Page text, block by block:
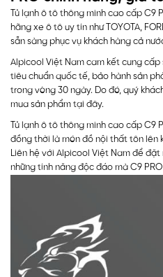
Tủ lạnh ô tô thông minh cao cấp
hãng xe ô tô uy tín như TOYOTA,
sẵn sàng phục vụ khách hàng cả
Alpicool Việt Nam cam kết cung
tiêu chuẩn quốc tế, bảo hành sản
trong vòng 30 ngày. Do đó, quý
mua sản phẩm tại đây.
Tủ lạnh ô tô thông minh cao cấp C9
đồng thời là món đồ nội thất tôn lên
Liên hệ với Alpicool Việt Nam để
những tính năng độc đáo mà C9